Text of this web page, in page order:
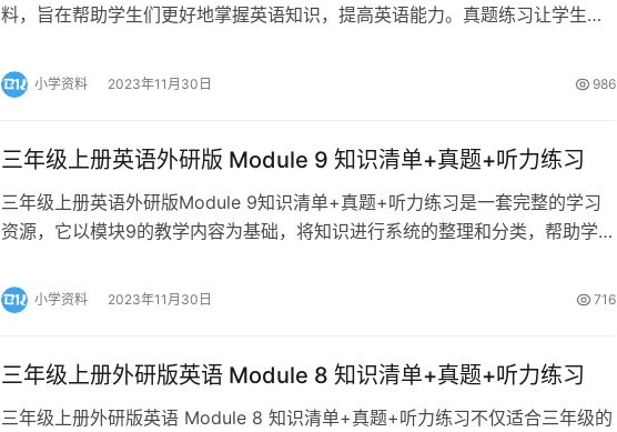
料，旨在帮助学生们更好地掌握英语知识，提高英语能力。真题练习让学生们
小学资料 2023年11月30日 986
三年级上册英语外研版 Module 9 知识清单+真题+听力练习
三年级上册英语外研版Module 9知识清单+真题+听力练习是一套完整的学习
资源，它以模块9的教学内容为基础，将知识进行系统的整理和分类，帮助学生
小学资料 2023年11月30日 716
三年级上册外研版英语 Module 8 知识清单+真题+听力练习
三年级上册外研版英语 Module 8 知识清单+真题+听力练习不仅适合三年级的